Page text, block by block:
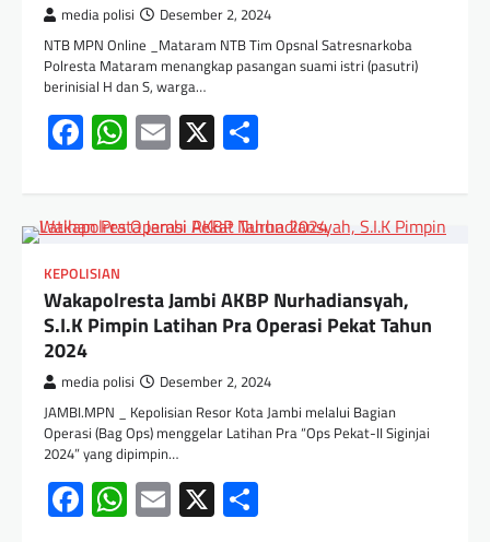
media polisi Desember 2, 2024
NTB MPN Online _Mataram NTB Tim Opsnal Satresnarkoba
Polresta Mataram menangkap pasangan suami istri (pasutri)
berinisial H dan S, warga…
Facebook
WhatsApp
Email
X
KEPOLISIAN
Wakapolresta Jambi AKBP Nurhadiansyah,
S.I.K Pimpin Latihan Pra Operasi Pekat Tahun
2024
media polisi Desember 2, 2024
JAMBI.MPN _ Kepolisian Resor Kota Jambi melalui Bagian
Operasi (Bag Ops) menggelar Latihan Pra “Ops Pekat-II Siginjai
2024” yang dipimpin…
Facebook
WhatsApp
Email
X